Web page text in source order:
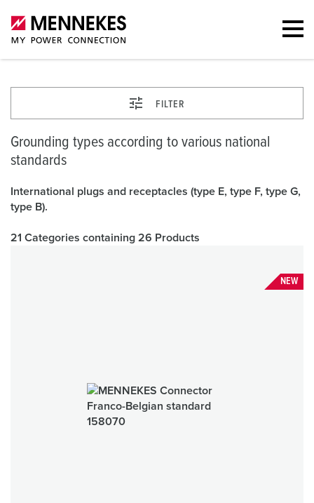
FILTER
Grounding types according to various national
standards
International plugs and receptacles (type E, type F, type G,
type B).
21 Categories containing 26 Products
NEW